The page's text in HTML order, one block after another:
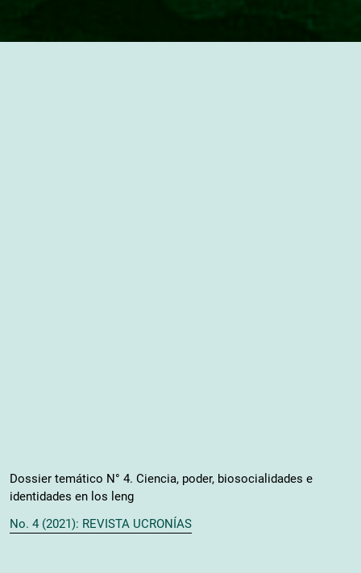
Dossier temático N° 4. Ciencia, poder, biosocialidades e
identidades en los leng
No. 4 (2021): REVISTA UCRONÍAS